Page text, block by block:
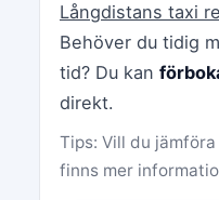
Långdistans taxi
Behöver du tidig
tid? Du kan
direkt.
Tips: Vill du
finns mer